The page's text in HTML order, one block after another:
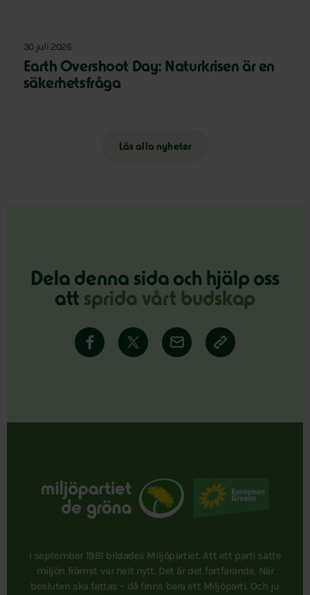
30 juli 2026
Earth Overshoot Day: Naturkrisen är en
säkerhetsfråga
Läs alla nyheter
Dela denna sida och hjälp oss
att sprida vårt budskap
I september 1981 bildades Miljöpartiet. Att ett parti satte
miljön främst var helt nytt. Det är det fortfarande. När
besluten ska fattas – då finns bara ett Miljöparti. Och ju